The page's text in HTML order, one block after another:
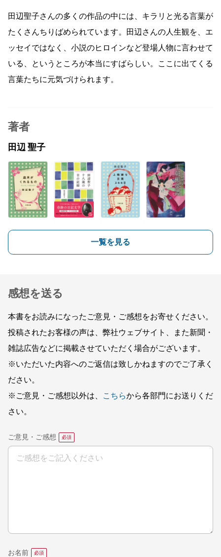
田辺聖子さんの多くの作品の中には、キラリと光る言葉が
たくさんちりばめられています。田辺さんの人生観を、エ
ッセイではなく、小説のヒロインなど登場人物に言わせて
いる、というところが本当にすばらしい。ここに出てくる
言葉たちに元気づけられます。
著者
田辺 聖子
一覧を見る
感想を送る
本書をお読みになったご意見・ご感想をお寄せください。
投稿されたお客様の声は、弊社ウェブサイト、また新聞・
雑誌広告などに掲載させていただく場合がございます。
※いただいた内容へのご返信は致しかねますのでご了承く
ださい。
※ご意見・ご感想以外は、
こちらから各部門にお送りくだ
さい。
ご意見・ご感想
お名前